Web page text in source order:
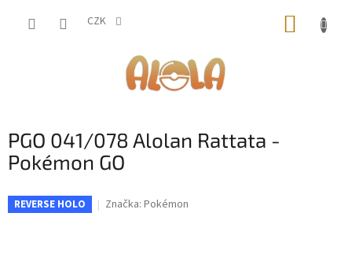
CZK
PGO 041/078 Alolan Rattata -
Pokémon GO
REVERSE HOLO Značka: Pokémon